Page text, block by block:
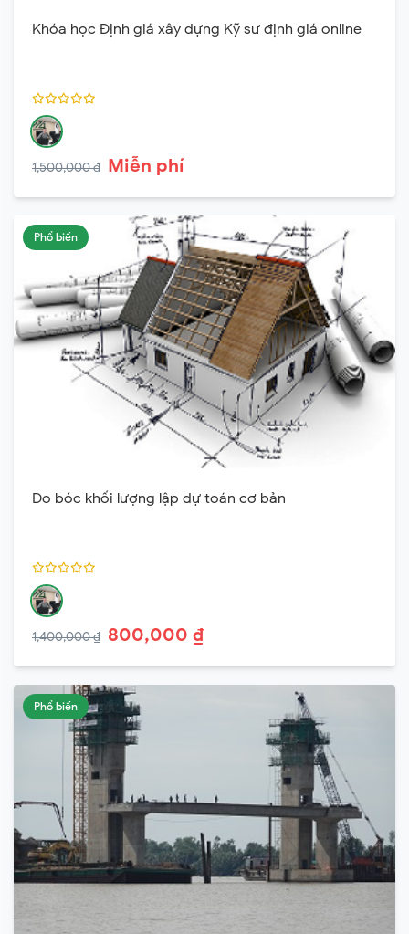
Khóa học Định giá xây dựng Kỹ sư định giá online
1,500,000 ₫ Miễn phí
Phổ biến
Đo bóc khối lượng lập dự toán cơ bản
1,400,000 ₫ 800,000 ₫
Phổ biến